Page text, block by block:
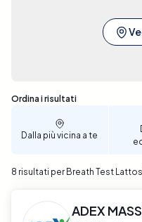
Sono stati trovati 8 risultati
Ordina i risultati
Dalla più vicina a te
8 risultati per Breath Test
ADEX